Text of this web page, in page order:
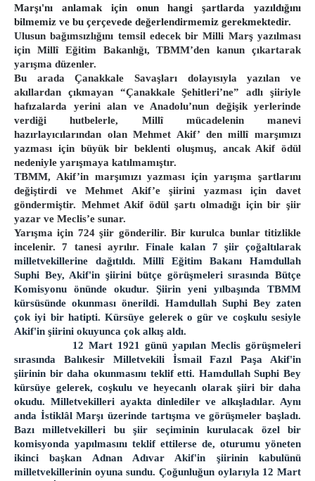
CTİK Giriş
Uyap E-Posta Giriş
İLETİŞİM
Marşı'nı anlamak için onun hangi şartlarda yazıldığını
bilmemiz ve bu çerçevede değerlendirmemiz gerekmektedir.
Ulusun bağımsızlığını temsil edecek bir Milli Marş yazılması
için Millî Eğitim Bakanlığı, TBMM’den kanun çıkartarak
yarışma düzenler.
Bu arada Çanakkale Savaşları dolayısıyla yazılan ve
akıllardan çıkmayan “Çanakkale Şehitleri’ne” adlı şiiriyle
hafızalarda yerini alan ve Anadolu’nun değişik yerlerinde
verdiği hutbelerle, Millî mücadelenin manevi
hazırlayıcılarından olan Mehmet Akif’ den millî marşımızı
yazması için büyük bir beklenti oluşmuş, ancak Akif ödül
nedeniyle yarışmaya katılmamıştır.
TBMM, Akif’in marşımızı yazması için yarışma şartlarını
değiştirdi ve Mehmet Akif’e şiirini yazması için davet
göndermiştir. Mehmet Akif ödül şartı olmadığı için bir şiir
yazar ve Meclis’e sunar.
Yarışma için 724 şiir gönderilir. Bir kurulca bunlar titizlikle
incelenir. 7 tanesi ayrılır. Finale kalan 7 şiir çoğaltılarak
milletvekillerine dağıtıldı. Millî Eğitim Bakanı Hamdullah
Suphi Bey, Akif'in şiirini bütçe görüşmeleri sırasında Bütçe
Komisyonu önünde okudur. Şiirin yeni yılbaşında TBMM
kürsüsünde okunması önerildi. Hamdullah Suphi Bey zaten
çok iyi bir hatipti. Kürsüye gelerek o gür ve coşkulu sesiyle
Akif'in şiirini okuyunca çok alkış aldı.
12 Mart 1921 günü yapılan Meclis görüşmeleri
sırasında Balıkesir Milletvekili İsmail Fazıl Paşa Akif'in
şiirinin bir daha okunmasını teklif etti. Hamdullah Suphi Bey
kürsüye gelerek, coşkulu ve heyecanlı olarak şiiri bir daha
okudu. Milletvekilleri ayakta dinlediler ve alkışladılar. Aynı
anda İstiklâl Marşı üzerinde tartışma ve görüşmeler başladı.
Bazı milletvekilleri bu şiir seçiminin kurulacak özel bir
komisyonda yapılmasını teklif ettilerse de, oturumu yöneten
ikinci başkan Adnan Adıvar Akif'in şiirinin kabulünü
milletvekillerinin oyuna sundu. Çoğunluğun oylarıyla 12 Mart